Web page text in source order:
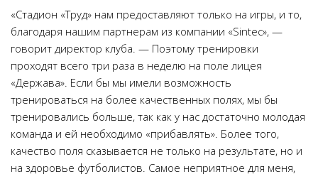
«Стадион «Труд» нам предоставляют только на игры, и то,
благодаря нашим партнерам из компании «Sintec», —
говорит директор клуба. — Поэтому тренировки
проходят всего три раза в неделю на поле лицея
«Держава». Если бы мы имели возможность
тренироваться на более качественных полях, мы бы
тренировались больше, так как у нас достаточно молодая
команда и ей необходимо «прибавлять». Более того,
качество поля сказывается не только на результате, но и
на здоровье футболистов. Самое неприятное для меня,